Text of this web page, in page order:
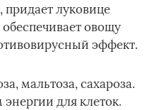
луковице
овощу
эффект.
мальтоза, сахароза.
для клеток.